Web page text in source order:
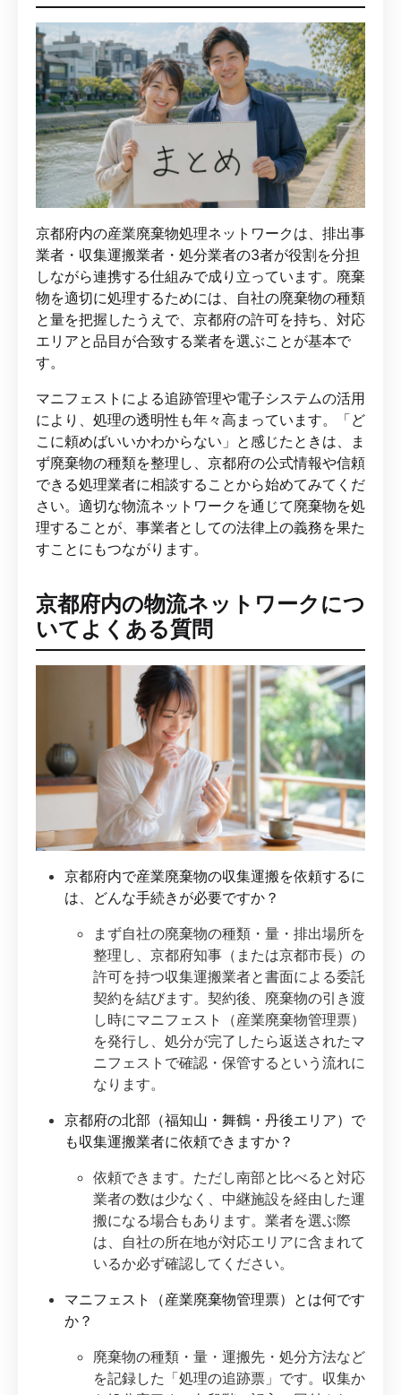
京都府内の産業廃棄物処理ネットワークは、排出事
業者・収集運搬業者・処分業者の3者が役割を分担
しながら連携する仕組みで成り立っています。廃棄
物を適切に処理するためには、自社の廃棄物の種類
と量を把握したうえで、京都府の許可を持ち、対応
エリアと品目が合致する業者を選ぶことが基本で
す。
マニフェストによる追跡管理や電子システムの活用
により、処理の透明性も年々高まっています。「ど
こに頼めばいいかわからない」と感じたときは、ま
ず廃棄物の種類を整理し、京都府の公式情報や信頼
できる処理業者に相談することから始めてみてくだ
さい。適切な物流ネットワークを通じて廃棄物を処
理することが、事業者としての法律上の義務を果た
すことにもつながります。
京都府内の物流ネットワークにつ
いてよくある質問
京都府内で産業廃棄物の収集運搬を依頼するに
は、どんな手続きが必要ですか？
まず自社の廃棄物の種類・量・排出場所を
整理し、京都府知事（または京都市長）の
許可を持つ収集運搬業者と書面による委託
契約を結びます。契約後、廃棄物の引き渡
し時にマニフェスト（産業廃棄物管理票）
を発行し、処分が完了したら返送されたマ
ニフェストで確認・保管するという流れに
なります。
京都府の北部（福知山・舞鶴・丹後エリア）で
も収集運搬業者に依頼できますか？
依頼できます。ただし南部と比べると対応
業者の数は少なく、中継施設を経由した運
搬になる場合もあります。業者を選ぶ際
は、自社の所在地が対応エリアに含まれて
いるか必ず確認してください。
マニフェスト（産業廃棄物管理票）とは何です
か？
廃棄物の種類・量・運搬先・処分方法など
を記録した「処理の追跡票」です。収集か